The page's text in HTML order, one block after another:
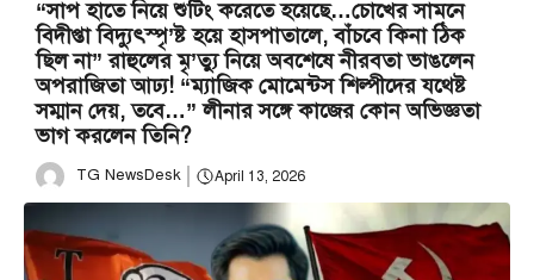
“সাপ হাতে নিয়ে শুটিং করেতে হয়েছে…চোখের সামনে
বিদীপ্তা বিদ্যুৎস্পৃ’ষ্ট হয়ে হাসপাতালে, বাঁচবে কিনা ঠিক
ছিল না” রাহুলের মৃ’ত্যু নিয়ে অবশেষে নীরবতা ভাঙলেন
অপরাজিতা আঢ্য! “ম্যাজিক মোমেন্টস শিল্পীদের যথেষ্ট
সম্মান দেয়, তবে…” লীনার সঙ্গে কাজের কোন অভিজ্ঞতা
ভাগ করলেন তিনি?
TG NewsDesk April 13, 2026